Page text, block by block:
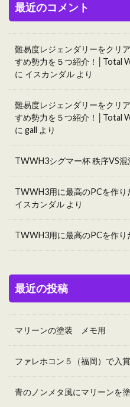
最近のコメント
難易度レジェンダリーをクリ
すめ勢力を５つ紹介！│Total
に イスカンダル より
難易度レジェンダリーをクリ
すめ勢力を５つ紹介！│Total
に gall より
TWWH3シグマー杯 秩序VS混
TWWH3用に最高のPCを作り
イスカンダル より
TWWH3用に最高のPCを作り
最近の投稿
マリーンの塗装 メモ用
ファレホコン５（福岡）で入
青のノンメタ風にマリーンを